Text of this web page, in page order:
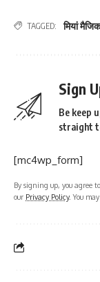
TAGGED: मियां मैजिक
Sign
Be keep
straight
[mc4wp_form]
By signing up, you agree
our Privacy Policy. You